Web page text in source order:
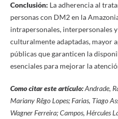
Conclusión: La adherencia al
personas con DM2 en la
intrapersonales, interpersonales
culturalmente adaptadas, mayor
públicas que garanticen la
esenciales para mejorar la
Como citar este artículo:Andrade,
Mariany Rêgo Lopes; Farias, Tiago
Wagner Ferreira; Campos, Hércules